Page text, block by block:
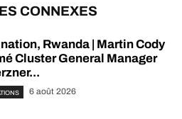
CONNEXES
Rwanda | Martin Cody
Cluster General Manager
6 août 2026